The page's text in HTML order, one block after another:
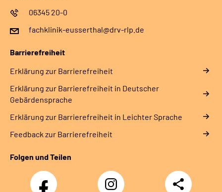
06345 20-0
fachklinik-eusserthal@drv-rlp.de
Barrierefreiheit
Erklärung zur Barrierefreiheit
Erklärung zur Barrierefreiheit in Deutscher
Gebärdensprache
Erklärung zur Barrierefreiheit in Leichter Sprache
Feedback zur Barrierefreiheit
Folgen und Teilen
Facebook
Instagram
DRV
Teilen